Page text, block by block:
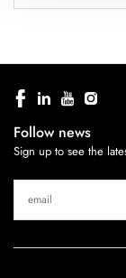
Follow news
Sign up to see the